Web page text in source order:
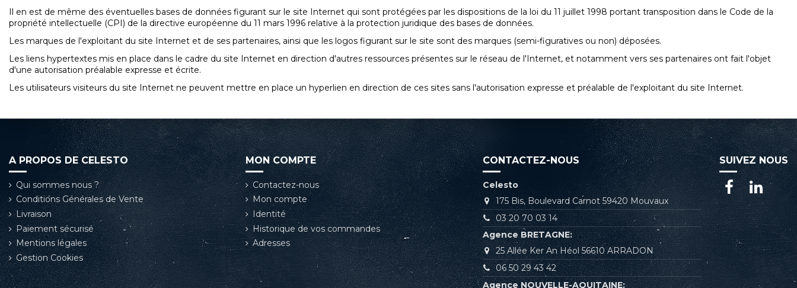
Il en est de même des éventuelles bases de données figurant sur le site Internet qui sont protégées par les dispositions de la loi du 11 juillet 1998 portant transposition dans le Code de la
propriété intellectuelle (CPI) de la directive européenne du 11 mars 1996 relative à la protection juridique des bases de données.
Les marques de l'exploitant du site Internet et de ses partenaires, ainsi que les logos figurant sur le site sont des marques (semi-figuratives ou non) déposées.
Les liens hypertextes mis en place dans le cadre du site Internet en direction d'autres ressources présentes sur le réseau de l'Internet, et notamment vers ses partenaires ont fait l'objet
d'une autorisation préalable expresse et écrite.
Les utilisateurs visiteurs du site Internet ne peuvent mettre en place un hyperlien en direction de ces sites sans l'autorisation expresse et préalable de l'exploitant du site Internet.
A PROPOS DE CELESTO
Qui sommes nous ?
Conditions Générales de Vente
Livraison
Paiement sécurisé
Mentions légales
Gestion Cookies
MON COMPTE
Contactez-nous
Mon compte
Identité
Historique de vos commandes
Adresses
CONTACTEZ-NOUS
Celesto
175 Bis, Boulevard Carnot 59420 Mouvaux
03 20 70 03 14
Agence BRETAGNE:
25 Allée Ker An Héol 56610 ARRADON
06 50 29 43 42
Agence NOUVELLE-AQUITAINE:
SUIVEZ NOUS